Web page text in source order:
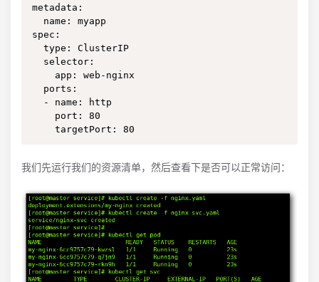
metadata:
  name: myapp
spec:
  type: ClusterIP
  selector:
    app: web-nginx
  ports:
  - name: http
    port: 80
    targetPort: 80
我们先运行我们的资源清单，然后查看下是否可以正常访问：